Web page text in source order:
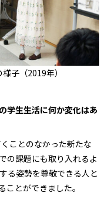
子（2019年）
学生生活に何か変化はあ
ことのなかった新たな
の課題にも取り入れるよ
る姿勢を尊敬できる人と
とができました。